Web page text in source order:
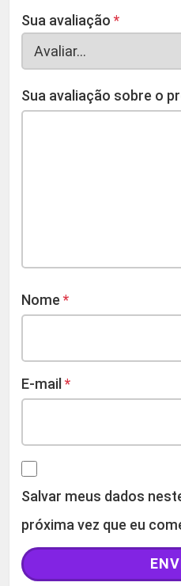
Sua avaliação *
Sua avaliação sobre o
Nome *
E-mail*
Salvar meus dados
próxima vez que eu